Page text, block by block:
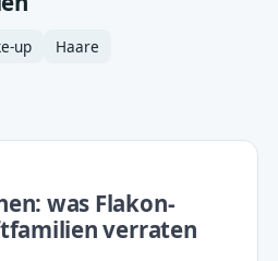
up
Haare
was Flakon-
verraten